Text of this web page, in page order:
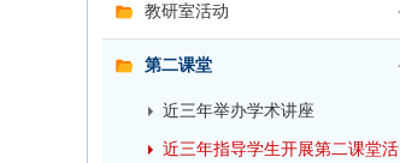
教研室活动
第二课堂
近三年举办学术讲座
近三年指导学生开展第二课堂活